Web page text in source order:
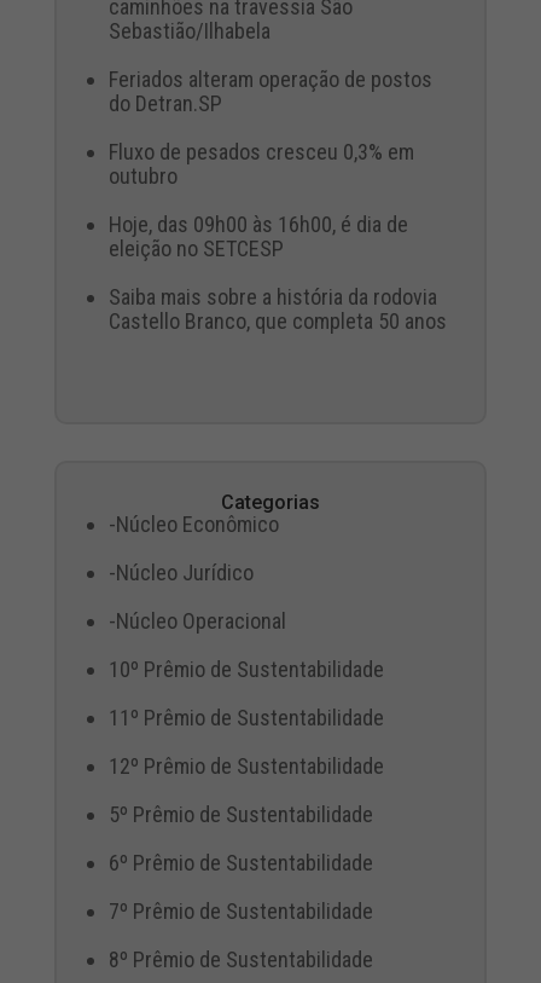
caminhões na travessia São
Sebastião/Ilhabela
Feriados alteram operação de postos
do Detran.SP
Fluxo de pesados cresceu 0,3% em
outubro
Hoje, das 09h00 às 16h00, é dia de
eleição no SETCESP
Saiba mais sobre a história da rodovia
Castello Branco, que completa 50 anos
Categorias
-Núcleo Econômico
-Núcleo Jurídico
-Núcleo Operacional
10º Prêmio de Sustentabilidade
11º Prêmio de Sustentabilidade
12º Prêmio de Sustentabilidade
5º Prêmio de Sustentabilidade
6º Prêmio de Sustentabilidade
7º Prêmio de Sustentabilidade
8º Prêmio de Sustentabilidade